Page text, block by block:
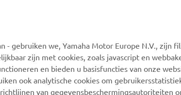
Webshop-ondersteuning
Onderdelencatalogus
Boek een
onderhoudsbeurt
Wees
meer
- gebruiken we, Yamaha Motor Europe N.V., zijn
zijn met cookies, zoals javascript en
en bieden u basisfuncties van onze
ook analytische cookies om
van gegevensbeschermingsautoriteiten